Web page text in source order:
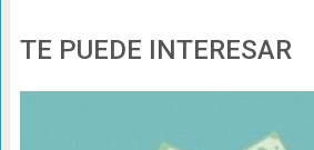
TE PUEDE INTERESAR